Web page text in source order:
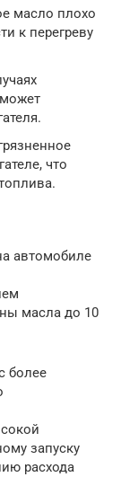
масло плохо
к перегреву
что
автомобиле
масла до 10
более
запуску
расхода